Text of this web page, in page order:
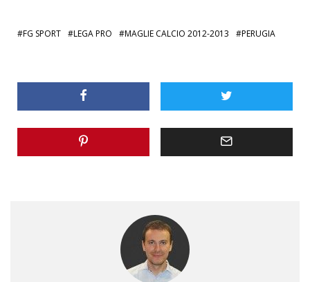
FG SPORT LEGA PRO MAGLIE CALCIO 2012-2013 PERUGIA